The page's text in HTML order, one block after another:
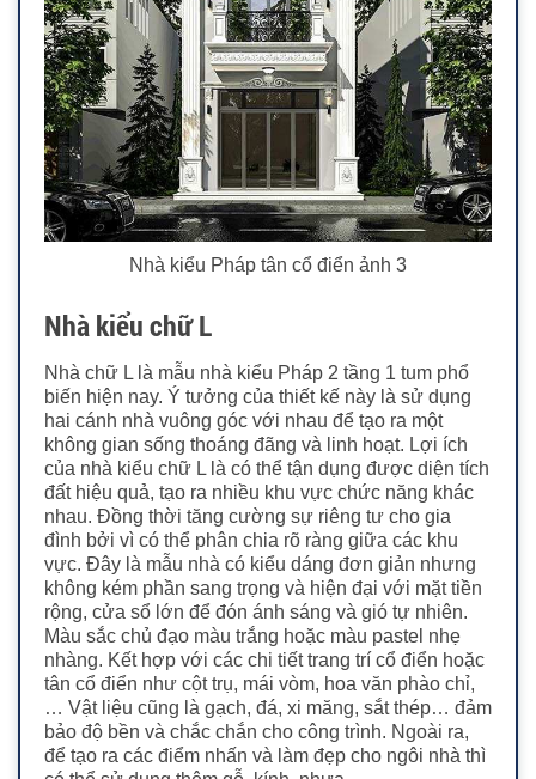
Nhà kiểu Pháp tân cổ điển ảnh 3
Nhà kiểu chữ L
Nhà chữ L là mẫu nhà kiểu Pháp 2 tầng 1 tum phổ
biến hiện nay. Ý tưởng của thiết kế này là sử dụng
hai cánh nhà vuông góc với nhau để tạo ra một
không gian sống thoáng đãng và linh hoạt. Lợi ích
của nhà kiểu chữ L là có thể tận dụng được diện tích
đất hiệu quả, tạo ra nhiều khu vực chức năng khác
nhau. Đồng thời tăng cường sự riêng tư cho gia
đình bởi vì có thể phân chia rõ ràng giữa các khu
vực. Đây là mẫu nhà có kiểu dáng đơn giản nhưng
không kém phần sang trọng và hiện đại với mặt tiền
rộng, cửa sổ lớn để đón ánh sáng và gió tự nhiên.
Màu sắc chủ đạo màu trắng hoặc màu pastel nhẹ
nhàng. Kết hợp với các chi tiết trang trí cổ điển hoặc
tân cổ điển như cột trụ, mái vòm, hoa văn phào chỉ,
… Vật liệu cũng là gạch, đá, xi măng, sắt thép… đảm
bảo độ bền và chắc chắn cho công trình. Ngoài ra,
để tạo ra các điểm nhấn và làm đẹp cho ngôi nhà thì